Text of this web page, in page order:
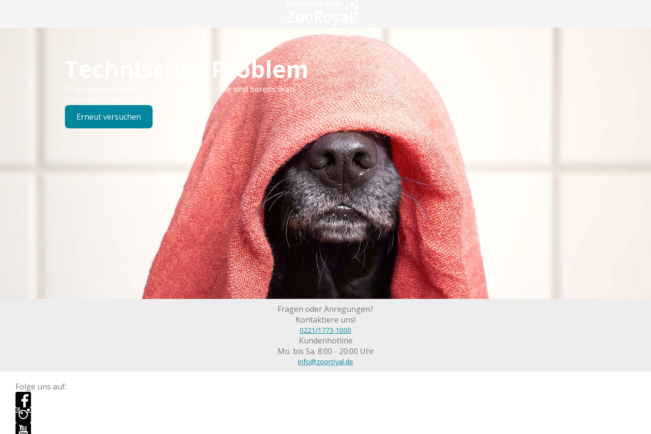
Technisches Problem
Es ist ein technischer Fehler aufgetreten – wir sind bereits dran.
Bitte versuchen Sie es später erneut.
Erneut versuchen
Fragen oder Anregungen?
Kontaktiere uns!
0221/1773-1000
Kundenhotline
Mo. bis Sa. 8:00 - 20:00 Uhr
info@zooroyal.de
Folge uns auf: